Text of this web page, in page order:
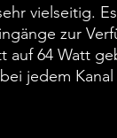
vielseitig.
zur
auf 64 Watt
jedem